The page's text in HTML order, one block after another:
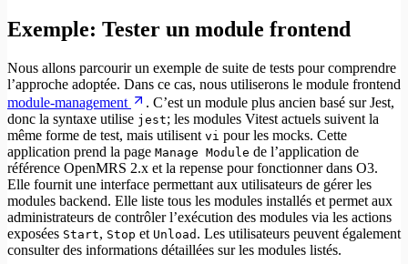
Exemple: Tester un module frontend
Nous allons parcourir un exemple de suite de tests pour comprendre
l’approche adoptée. Dans ce cas, nous utiliserons le module frontend
module-management
. C’est un module plus ancien basé sur Jest,
donc la syntaxe utilise jest; les modules Vitest actuels suivent la
même forme de test, mais utilisent vi pour les mocks. Cette
application prend la page Manage Module de l’application de
référence OpenMRS 2.x et la repense pour fonctionner dans O3.
Elle fournit une interface permettant aux utilisateurs de gérer les
modules backend. Elle liste tous les modules installés et permet aux
administrateurs de contrôler l’exécution des modules via les actions
exposées Start, Stop et Unload . Les utilisateurs peuvent également
consulter des informations détaillées sur les modules listés.